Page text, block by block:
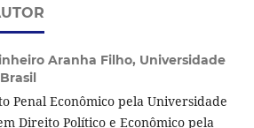
Aranha Filho, Universidade
Penal Econômico pela Universidade
Direito Político e Econômico pela